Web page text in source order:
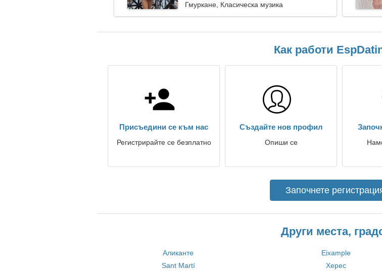
Гмуркане, Класическа музика
Как работи
Присъедини се към нас
Регистрирайте се безплатно
Създайте нов профил
Опиши се
Започнете
Други места,
Аликанте Eixample
Sant Martí
Херес